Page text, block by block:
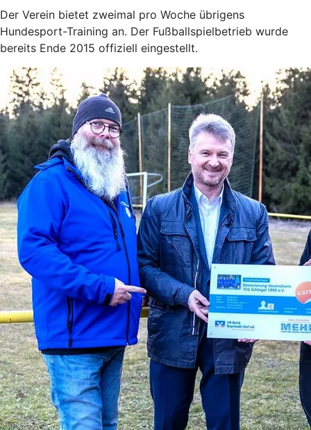
Der Verein bietet zweimal pro Woche übrigens
Hundesport-Training an. Der Fußballspielbetrieb wurde
bereits Ende 2015 offiziell eingestellt.